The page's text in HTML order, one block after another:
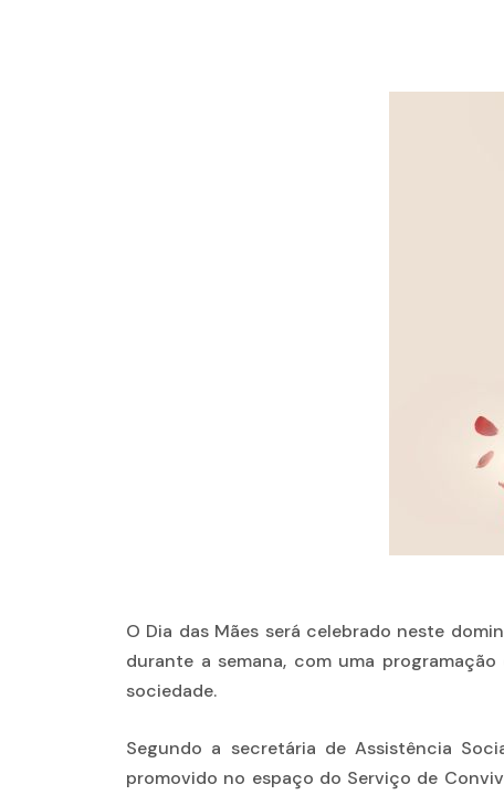
O Dia das Mães será celebrado neste
durante a semana, com uma
sociedade.
Segundo a secretária de Assistência
promovido no espaço do Serviço de